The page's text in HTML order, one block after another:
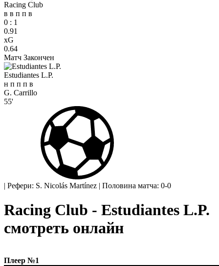
Racing Club
в в п п в
0 : 1
0.91
xG
0.64
Матч Закончен
Estudiantes L.P.
н п п п в
G. Carrillo
55'
| Рефери: S. Nicolás Martínez | Половина матча: 0-0
Racing Club - Estudiantes L.P.
смотреть онлайн
Плеер №1